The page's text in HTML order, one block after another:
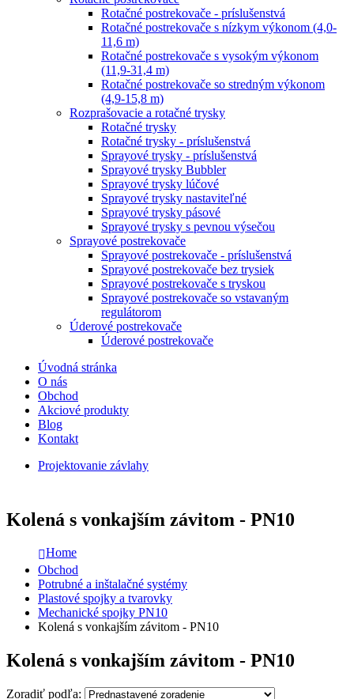
Rotačné postrekovače - príslušenstvá
Rotačné postrekovače s nízkym výkonom (4,0-
11,6 m)
Rotačné postrekovače s vysokým výkonom
(11,9-31,4 m)
Rotačné postrekovače so stredným výkonom
(4,9-15,8 m)
Rozprašovacie a rotačné trysky
Rotačné trysky
Rotačné trysky - príslušenstvá
Sprayové trysky - príslušenstvá
Sprayové trysky Bubbler
Sprayové trysky lúčové
Sprayové trysky nastaviteľné
Sprayové trysky pásové
Sprayové trysky s pevnou výsečou
Sprayové postrekovače
Sprayové postrekovače - príslušenstvá
Sprayové postrekovače bez trysiek
Sprayové postrekovače s tryskou
Sprayové postrekovače so vstavaným
regulátorom
Úderové postrekovače
Úderové postrekovače
Úvodná stránka
O nás
Obchod
Akciové produkty
Blog
Kontakt
Projektovanie závlahy
Kolená s vonkajším závitom - PN10
Home
Obchod
Potrubné a inštalačné systémy
Plastové spojky a tvarovky
Mechanické spojky PN10
Kolená s vonkajším závitom - PN10
Kolená s vonkajším závitom - PN10
Zoradiť podľa: